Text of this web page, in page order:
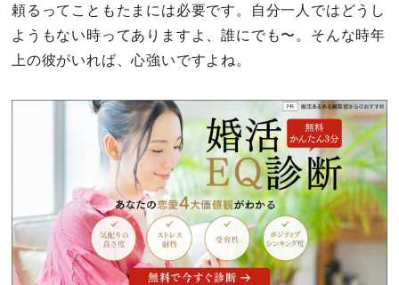
頼るってこともたまには必要です。自分一人ではどうし
ようもない時ってありますよ、誰にでも〜。そんな時年
上の彼がいれば、心強いですよね。